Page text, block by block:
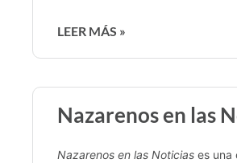
LEER MÁS »
Nazarenos en las
Nazarenos en las Noticias es una